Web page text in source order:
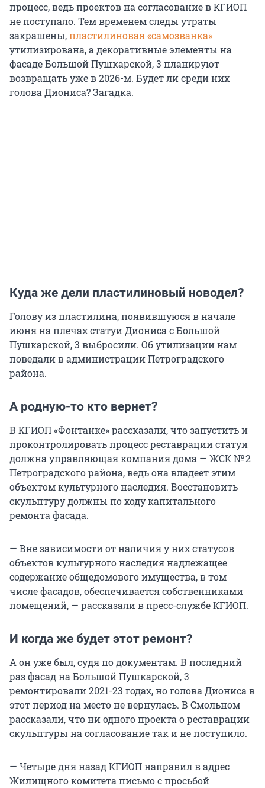
процесс, ведь проектов на согласование в КГИОП
не поступало. Тем временем следы утраты
закрашены,пластилиновая «самозванка»
утилизирована, а декоративные элементы на
фасаде Большой Пушкарской, 3 планируют
возвращать уже в 2026-м. Будет ли среди них
голова Диониса? Загадка.
Куда же дели пластилиновый новодел?
Голову из пластилина, появившуюся в начале
июня на плечах статуи Диониса с Большой
Пушкарской, 3 выбросили. Об утилизации нам
поведали в администрации Петроградского
района.
А родную-то кто вернет?
В КГИОП «Фонтанке» рассказали, что запустить и
проконтролировать процесс реставрации статуи
должна управляющая компания дома — ЖСК № 2
Петроградского района, ведь она владеет этим
объектом культурного наследия. Восстановить
скульптуру должны по ходу капитального
ремонта фасада.
— Вне зависимости от наличия у них статусов
объектов культурного наследия надлежащее
содержание общедомового имущества, в том
числе фасадов, обеспечивается собственниками
помещений, — рассказали в пресс-службе КГИОП.
И когда же будет этот ремонт?
А он уже был, судя по документам. В последний
раз фасад на Большой Пушкарской, 3
ремонтировали 2021-23 годах, но голова Диониса в
этот период на место не вернулась. В Смольном
рассказали, что ни одного проекта о реставрации
скульптуры на согласование так и не поступило.
— Четыре дня назад КГИОП направил в адрес
Жилищного комитета письмо с просьбой